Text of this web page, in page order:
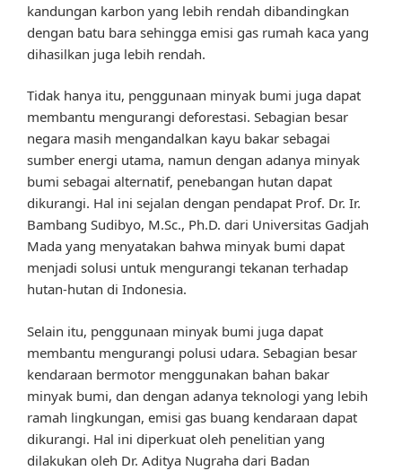
kandungan karbon yang lebih rendah dibandingkan
dengan batu bara sehingga emisi gas rumah kaca yang
dihasilkan juga lebih rendah.
Tidak hanya itu, penggunaan minyak bumi juga dapat
membantu mengurangi deforestasi. Sebagian besar
negara masih mengandalkan kayu bakar sebagai
sumber energi utama, namun dengan adanya minyak
bumi sebagai alternatif, penebangan hutan dapat
dikurangi. Hal ini sejalan dengan pendapat Prof. Dr. Ir.
Bambang Sudibyo, M.Sc., Ph.D. dari Universitas Gadjah
Mada yang menyatakan bahwa minyak bumi dapat
menjadi solusi untuk mengurangi tekanan terhadap
hutan-hutan di Indonesia.
Selain itu, penggunaan minyak bumi juga dapat
membantu mengurangi polusi udara. Sebagian besar
kendaraan bermotor menggunakan bahan bakar
minyak bumi, dan dengan adanya teknologi yang lebih
ramah lingkungan, emisi gas buang kendaraan dapat
dikurangi. Hal ini diperkuat oleh penelitian yang
dilakukan oleh Dr. Aditya Nugraha dari Badan